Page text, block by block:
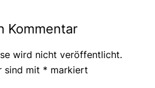
Kommentar
wird nicht veröffentlicht.
sind mit * markiert